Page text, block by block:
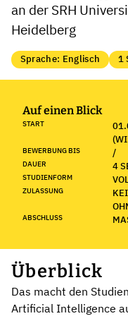
an der SRH
Heidelberg
Sprache: Englisch 1
Auf einen Blick
START
BEWERBUNG BIS /
DAUER 4
STUDIENFORM
ZULASSUNG
ABSCHLUSS
Überblick
Das macht den
Artificial Intelligence